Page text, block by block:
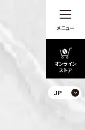
メニュー
オンライン
ストア
JP